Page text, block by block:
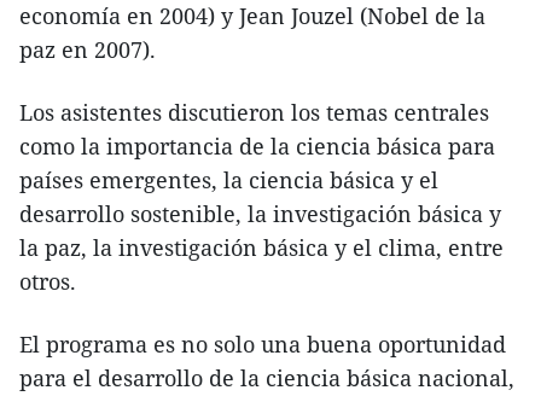
economía en 2004) y Jean Jouzel (Nobel de la
paz en 2007).
Los asistentes discutieron los temas centrales
como la importancia de la ciencia básica para
países emergentes, la ciencia básica y el
desarrollo sostenible, la investigación básica y
la paz, la investigación básica y el clima, entre
otros.
El programa es no solo una buena oportunidad
para el desarrollo de la ciencia básica nacional,